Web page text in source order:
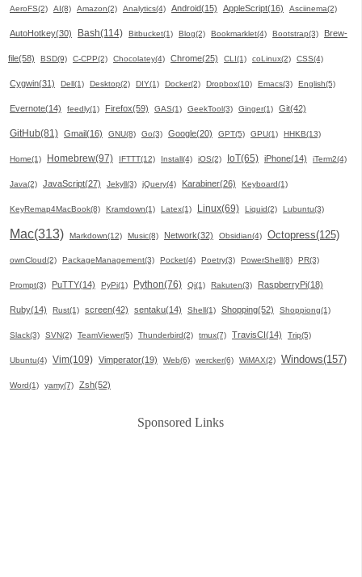
AeroFS(2) AI(8) Amazon(2) Analytics(4) Android(15) AppleScript(16) Asciinema(2)
AutoHotkey(30) Bash(114) Bitbucket(1) Blog(2) Bookmarklet(4) Bootstrap(3) Brew-
file(58) BSD(9) C-CPP(2) Chocolatey(4) Chrome(25) CLI(1) coLinux(2) CSS(4)
Cygwin(31) Dell(1) Desktop(2) DIY(1) Docker(2) Dropbox(10) Emacs(3) English(5)
Evernote(14) feedly(1) Firefox(59) GAS(1) GeekTool(3) Ginger(1) Git(42)
GitHub(81) Gmail(16) GNU(8) Go(3) Google(20) GPT(5) GPU(1) HHKB(13)
Home(1) Homebrew(97) IFTTT(12) Install(4) iOS(2) IoT(65) iPhone(14) iTerm2(4)
Java(2) JavaScript(27) Jekyll(3) jQuery(4) Karabiner(26) Keyboard(1)
KeyRemap4MacBook(8) Kramdown(1) Latex(1) Linux(69) Liquid(2) Lubuntu(3)
Mac(313) Markdown(12) Music(8) Network(32) Obsidian(4) Octopress(125)
ownCloud(2) PackageManagement(3) Pocket(4) Poetry(3) PowerShell(8) PR(3)
Prompt(3) PuTTY(14) PyPi(1) Python(76) Qi(1) Rakuten(3) RaspberryPi(18)
Ruby(14) Rust(1) screen(42) sentaku(14) Shell(1) Shopping(52) Shoppiong(1)
Slack(3) SVN(2) TeamViewer(5) Thunderbird(2) tmux(7) TravisCI(14) Trip(5)
Ubuntu(4) Vim(109) Vimperator(19) Web(6) wercker(6) WiMAX(2) Windows(157)
Word(1) yamy(7) Zsh(52)
Sponsored Links